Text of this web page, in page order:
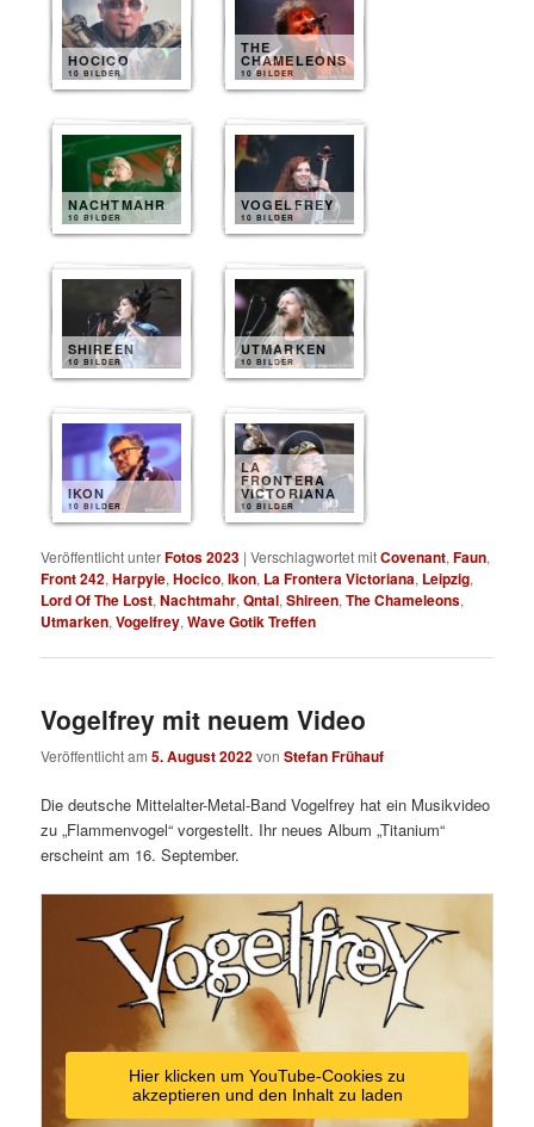
HOCICO
10 BILDER
THE
CHAMELEONS
10 BILDER
NACHTMAHR
10 BILDER
VOGELFREY
10 BILDER
SHIREEN
10 BILDER
UTMARKEN
10 BILDER
IKON
10 BILDER
LA
FRONTERA
VICTORIANA
10 BILDER
Veröffentlicht unterFotos 2023 |Verschlagwortet mitCovenant,Faun,
Front 242,Harpyie,Hocico,Ikon, La Frontera Victoriana, Leipzig,
Lord Of The Lost,Nachtmahr,Qntal,Shireen,The Chameleons,
Utmarken,Vogelfrey,Wave Gotik Treffen
Vogelfrey mit neuem Video
Veröffentlicht am5. August 2022vonStefan Frühauf
Die deutsche Mittelalter-Metal-Band Vogelfrey hat ein Musikvideo
zu „Flammenvogel“ vorgestellt. Ihr neues Album „Titanium“
erscheint am 16. September.
Hier klicken um YouTube-Cookies zu
akzeptieren und den Inhalt zu laden